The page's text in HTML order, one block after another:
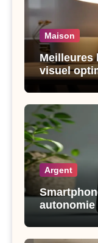
Maison
Meilleures
visuel
Argent
autonomie